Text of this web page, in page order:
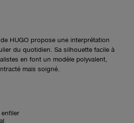
HUGO propose une interprétation
du quotidien. Sa silhouette facile à
en font un modèle polyvalent,
mais soigné.